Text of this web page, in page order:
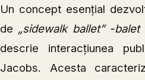
Un concept esențial
de „sidewalk ballet” -balet
descrie interacțiunea
Jacobs. Acesta